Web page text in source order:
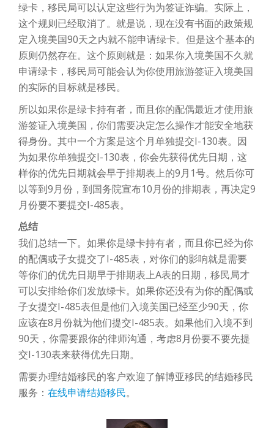
绿卡，移民局可以认定这些行为为签证诈骗。实际上，
这个规则已经取消了。就是说，现在没有书面的政策规
定入境美国90天之内就不能申请绿卡。但是这个基本的
原则仍然存在。这个原则就是：如果你入境美国不久就
申请绿卡，移民局可能会认为你使用旅游签证入境美国
的实际的目标就是移民。
所以如果你是绿卡持有者，而且你的配偶最近才使用旅
游签证入境美国，你们需要决定怎么操作才能安全地获
得身份。其中一个方案是这个月单独提交I-130表。因
为如果你单独提交I-130表，你会先获得优先日期，这
样你的优先日期就会早于排期表上的9月1号。然后你可
以等到9月份，到国务院宣布10月份的排期表，再决定9
月份要不要提交I-485表。
总结
我们总结一下。如果你是绿卡持有者，而且你已经为你
的配偶或子女提交了I-485表，对你们的影响就是需要
等你们的优先日期早于排期表上A表的日期，移民局才
可以安排给你们发放绿卡。如果你还没有为你的配偶或
子女提交I-485表但是他们入境美国已经至少90天，你
应该在8月份就为他们提交I-485表。如果他们入境不到
90天，你需要跟你的律师沟通，考虑8月份要不要先提
交I-130表来获得优先日期。
需要办理结婚移民的客户欢迎了解博亚移民的结婚移民
服务： 在线申请结婚移民。